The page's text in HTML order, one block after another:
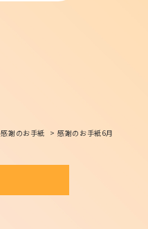
感謝のお手紙 感謝のお手紙6月